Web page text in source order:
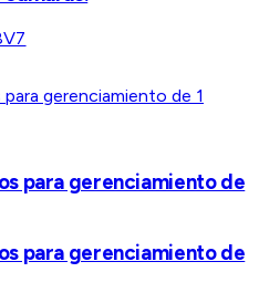
para gerenciamiento de
para gerenciamiento de